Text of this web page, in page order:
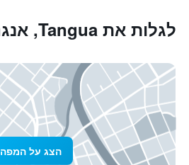
לגלות את Tangua, אנגרה דוס רייס
הצג על המפה